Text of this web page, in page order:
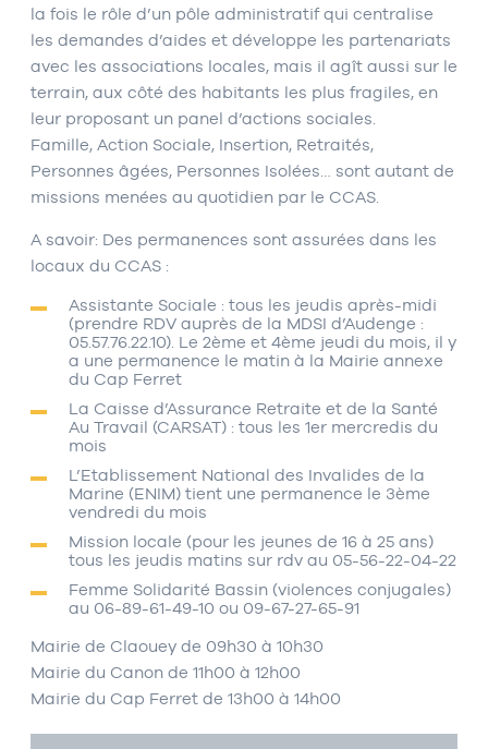
la fois le rôle d’un pôle administratif qui centralise
les demandes d’aides et développe les partenariats
avec les associations locales, mais il agît aussi sur le
terrain, aux côté des habitants les plus fragiles, en
leur proposant un panel d’actions sociales.
Famille, Action Sociale, Insertion, Retraités,
Personnes âgées, Personnes Isolées… sont autant de
missions menées au quotidien par le CCAS.
A savoir: Des permanences sont assurées dans les
locaux du CCAS :
Assistante Sociale : tous les jeudis après-midi
(prendre RDV auprès de la MDSI d’Audenge :
05.57.76.22.10). Le 2ème et 4ème jeudi du mois, il y
a une permanence le matin à la Mairie annexe
du Cap Ferret
La Caisse d’Assurance Retraite et de la Santé
Au Travail (CARSAT) : tous les 1er mercredis du
mois
L’Etablissement National des Invalides de la
Marine (ENIM) tient une permanence le 3ème
vendredi du mois
Mission locale (pour les jeunes de 16 à 25 ans)
tous les jeudis matins sur rdv au 05-56-22-04-22
Femme Solidarité Bassin (violences conjugales)
au 06-89-61-49-10 ou 09-67-27-65-91
Mairie de Claouey de 09h30 à 10h30
Mairie du Canon de 11h00 à 12h00
Mairie du Cap Ferret de 13h00 à 14h00